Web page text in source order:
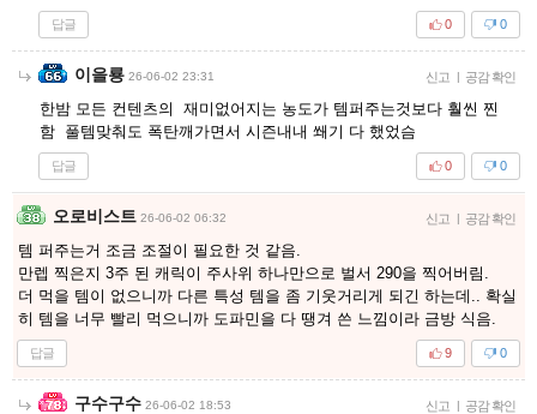
답글 0
0
이을룡 26-06-02 23:31 신고 | 공감 확인
한밤 모든 컨텐츠의 재미없어지는 농도가 템퍼주는것보다 훨씬 찐
함 풀템맞춰도 폭탄깨가면서 시즌내내 쐐기 다 했었슴
답글 0
0
오로비스트 26-06-02 06:32 신고 | 공감 확인
템 퍼주는거 조금 조절이 필요한 것 같음.
만렙 찍은지 3주 된 캐릭이 주사위 하나만으로 벌서 290을 찍어버림.
더 먹을 템이 없으니까 다른 특성 템을 좀 기웃거리게 되긴 하는데.. 확실
히 템을 너무 빨리 먹으니까 도파민을 다 땡겨 쓴 느낌이라 금방 식음.
답글 0
9
구수구수 26-06-02 18:53 신고 | 공감 확인